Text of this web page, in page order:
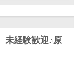
未経験歓迎♪原